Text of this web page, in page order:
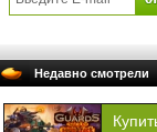
Недавно смотрели